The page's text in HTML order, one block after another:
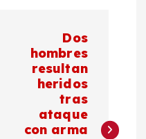
Dos
hombres
resultan
heridos
tras
ataque
con arma